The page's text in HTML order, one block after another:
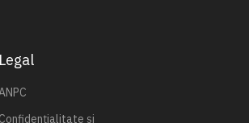
Legal
Confidențialitate și